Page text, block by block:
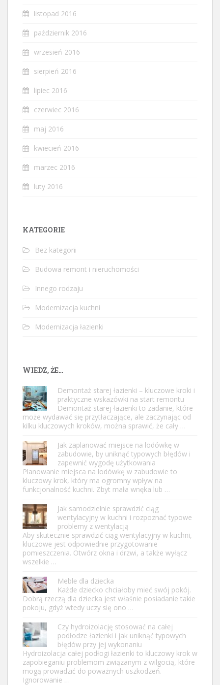
listopad 2016
październik 2016
wrzesień 2016
sierpień 2016
lipiec 2016
czerwiec 2016
maj 2016
kwiecień 2016
marzec 2016
luty 2016
KATEGORIE
Bez kategorii
Budowa remont i nieruchomości
Innego rodzaju
Modernizacja kuchni
Modernizacja łazienki
WIEDZ, ŻE…
Demontaż starej łazienki – kluczowe kroki i
praktyczne wskazówki na start remontu
Demontaż starej łazienki to zadanie, które
może wydawać się przytłaczające, ale zaczynając od
kilku kluczowych kroków, można sprawić, że cały …
Jak zaplanować miejsce na lodówkę w
zabudowie, by uniknąć typowych błędów i
zapewnić wygodę użytkowania
Planowanie miejsca na lodówkę w zabudowie to
kluczowy krok, który ma ogromny wpływ na
funkcjonalność kuchni. Zbyt mała wnęka lub …
Jak samodzielnie sprawdzić ciąg
wentylacyjny w kuchni i rozpoznać typowe
problemy z wentylacją
Aby skutecznie sprawdzić ciąg wentylacyjny w kuchni,
kluczowe jest odpowiednie przygotowanie
pomieszczenia. Otwórz okna i drzwi, a także wyłącz
wszelkie …
Meble dla dziecka
Każde dziecko chciałoby mieć swój pokój.
Dobrą rzeczą dla dziecka jest właśnie posiadanie takie
pokoju, gdyż wtedy uczy się ono …
Czy hydroizolację stosować na całej
podłodze łazienki i jak uniknąć typowych
błędów przy jej wykonaniu
Hydroizolacja całej podłogi łazienki to kluczowy krok w
zapobieganiu problemom związanym z wilgocią, które
mogą prowadzić do poważnych uszkodzeń.
Ignorowanie …